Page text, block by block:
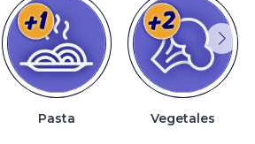
Pasta Vegetales